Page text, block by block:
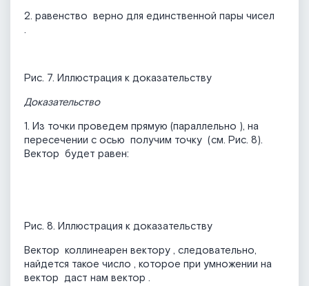
2. равенство верно для единственной пары чисел
.
Рис. 7. Иллюстрация к доказательству
Доказательство
1. Из точки проведем прямую (параллельно ), на
пересечении с осью получим точку (см. Рис. 8).
Вектор будет равен:
Рис. 8. Иллюстрация к доказательству
Вектор коллинеарен вектору , следовательно,
найдется такое число , которое при умножении на
вектор даст нам вектор .